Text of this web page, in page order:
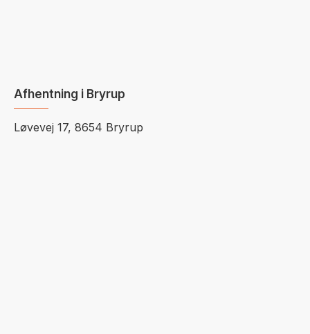
Afhentning i Bryrup
Løvevej 17, 8654 Bryrup